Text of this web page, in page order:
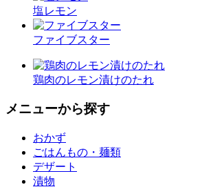
塩レモン
ファイブスター
鶏肉のレモン漬けのたれ
メニューから探す
おかず
ごはんもの・麺類
デザート
漬物